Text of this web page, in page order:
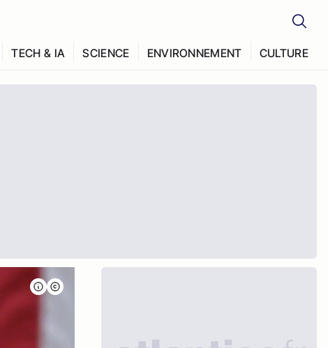
TECH & IA SCIENCE ENVIRONNEMENT CULTURE